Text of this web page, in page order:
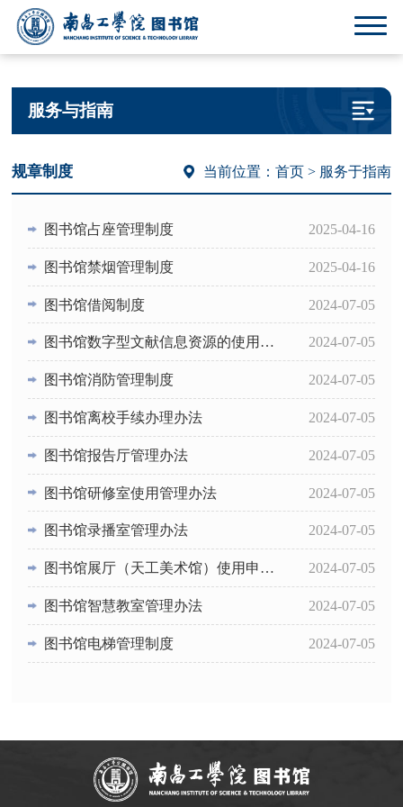
服务与指南
规章制度 当前位置： 首页> 服务于指南
图书馆占座管理制度 2025-04-16
图书馆禁烟管理制度 2025-04-16
图书馆借阅制度 2024-07-05
图书馆数字型文献信息资源的使用办法 2024-07-05
图书馆消防管理制度 2024-07-05
图书馆离校手续办理办法 2024-07-05
图书馆报告厅管理办法 2024-07-05
图书馆研修室使用管理办法 2024-07-05
图书馆录播室管理办法 2024-07-05
图书馆展厅（天工美术馆）使用申请办法 2024-07-05
图书馆智慧教室管理办法 2024-07-05
图书馆电梯管理制度 2024-07-05